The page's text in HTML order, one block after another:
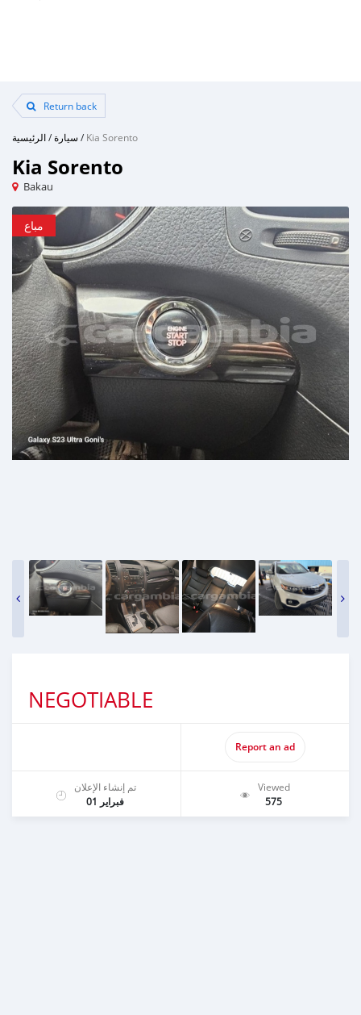
Return back
الرئيسية/سيارة /Kia Sorento
Kia Sorento
Bakau
مباع
مباع
مباع
مباع
مباع
مباع
NEGOTIABLE
Report an ad
تم إنشاء الإعلان
فبراير 01
Viewed
575